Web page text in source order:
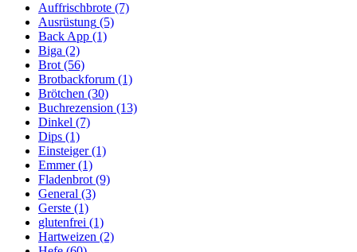
Auffrischbrote (7)
Ausrüstung (5)
Back App (1)
Biga (2)
Brot (56)
Brotbackforum (1)
Brötchen (30)
Buchrezension (13)
Dinkel (7)
Dips (1)
Einsteiger(1)
Emmer(1)
Fladenbrot (9)
General (3)
Gerste (1)
glutenfrei (1)
Hartweizen (2)